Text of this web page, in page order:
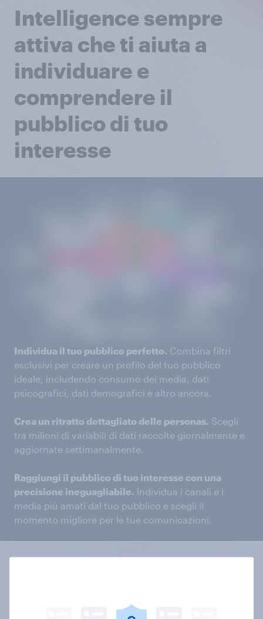
Intelligence sempre
attiva che ti aiuta a
individuare e
comprendere il
pubblico di tuo
interesse
Individua il tuo pubblico perfetto. Combina filtri
esclusivi per creare un profilo del tuo pubblico
ideale, includendo consumo dei media, dati
psicografici, dati demografici e altro ancora.
Crea un ritratto dettagliato delle personas. Scegli
tra milioni di variabili di dati raccolte giornalmente e
aggiornate settimanalmente.
Raggiungi il pubblico di tuo interesse con una
precisione ineguagliabile. Individua i canali e i
media più amati dal tuo pubblico e scegli il
momento migliore per le tue comunicazioni.